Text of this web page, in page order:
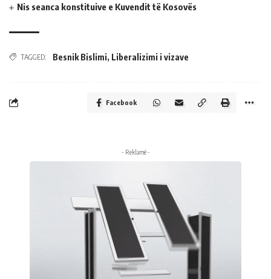
Nis seanca konstituive e Kuvendit të Kosovës
TAGGED: Besnik Bislimi, Liberalizimi i vizave
Facebook
- Reklamë -